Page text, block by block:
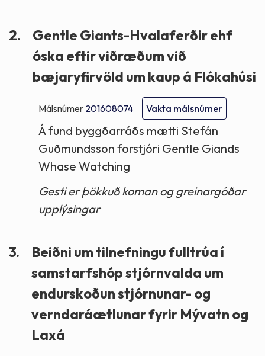
2.
Gentle Giants-Hvalaferðir ehf
óska eftir viðræðum við
bæjaryfirvöld um kaup á Flókahúsi
Málsnúmer 201608074 Vakta málsnúmer
Á fund byggðarráðs mætti Stefán
Guðmundsson forstjóri Gentle Giands
Whase Watching
Gesti er þökkuð koman og greinargóðar
upplýsingar
3.
Beiðni um tilnefningu fulltrúa í
samstarfshóp stjórnvalda um
endurskoðun stjórnunar- og
verndaráætlunar fyrir Mývatn og
Laxá